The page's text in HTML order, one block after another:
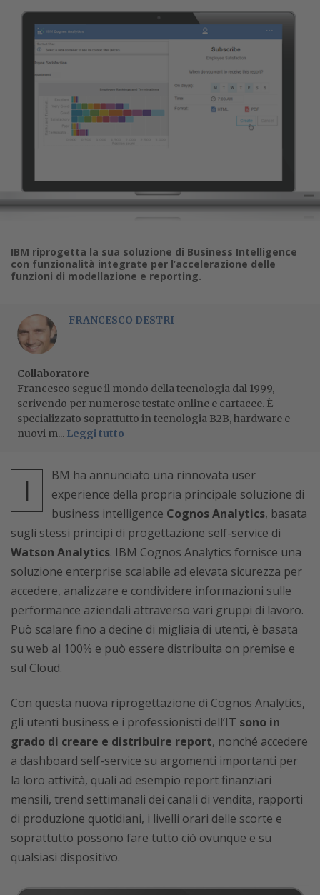
IBM riprogetta la sua soluzione di Business Intelligence
con funzionalità integrate per l’accelerazione delle
funzioni di modellazione e reporting.
FRANCESCO DESTRI
Collaboratore
Francesco segue il mondo della tecnologia dal 1999,
scrivendo per numerose testate online e cartacee. È
specializzato soprattutto in tecnologia B2B, hardware e
nuovi m... Leggi tutto
I
BM ha annunciato una rinnovata user
experience della propria principale soluzione di
business intelligence Cognos Analytics, basata
sugli stessi principi di progettazione self-service di
Watson Analytics. IBM Cognos Analytics fornisce una
soluzione enterprise scalabile ad elevata sicurezza per
accedere, analizzare e condividere informazioni sulle
performance aziendali attraverso vari gruppi di lavoro.
Può scalare fino a decine di migliaia di utenti, è basata
su web al 100% e può essere distribuita on premise e
sul Cloud.
Con questa nuova riprogettazione di Cognos Analytics,
gli utenti business e i professionisti dell’IT sono in
grado di creare e distribuire report, nonché accedere
a dashboard self-service su argomenti importanti per
la loro attività, quali ad esempio report finanziari
mensili, trend settimanali dei canali di vendita, rapporti
di produzione quotidiani, i livelli orari delle scorte e
soprattutto possono fare tutto ciò ovunque e su
qualsiasi dispositivo.